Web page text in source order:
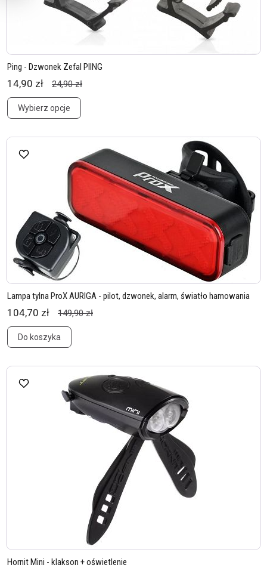
Ping - Dzwonek Zefal PIING
14,90 zł 24,90 zł
Wybierz opcje
Lampa tylna ProX AURIGA - pilot, dzwonek, alarm, światło hamowania
104,70 zł 149,90 zł
Do koszyka
Hornit Mini - klakson + oświetlenie